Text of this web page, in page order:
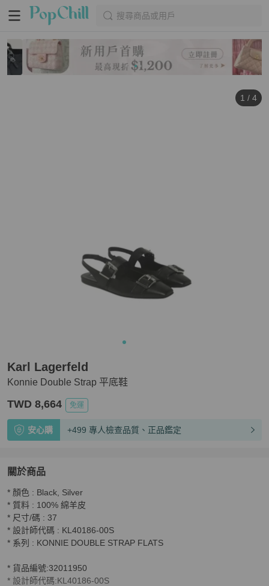
搜尋商品或用戶
1 / 4
Konnie Double Strap 平底鞋
Karl Lagerfeld
TWD 8,664 免運
安心購 +499 專人檢查品質、正品鑑定
關於商品
關於Konnie Double Strap 平底鞋
* 顏色 : Black, Silver
* 質料 : 100% 綿羊皮
* 尺寸/碼 : 37
* 設計師代碼 : KL40186-00S
* 系列 : KONNIE DOUBLE STRAP FLATS
* 貨品編號:32011950
* 設計師代碼:KL40186-00S